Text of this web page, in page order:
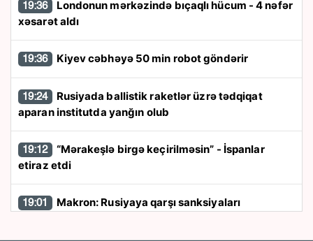
19:36
xəsarət aldı
19:36 Kiyev cəbhəyə 50 min robot göndərir
19:24
aparan institutda yanğın olub
19:12
etiraz etdi
19:01